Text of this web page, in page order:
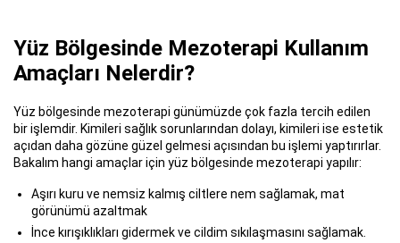
Yüz Bölgesinde Mezoterapi Kullanım
Amaçları Nelerdir?
Yüz bölgesinde mezoterapi günümüzde çok fazla tercih edilen
bir işlemdir. Kimileri sağlık sorunlarından dolayı, kimileri ise estetik
açıdan daha gözüne güzel gelmesi açısından bu işlemi yaptırırlar.
Bakalım hangi amaçlar için yüz bölgesinde mezoterapi yapılır:
Aşırı kuru ve nemsiz kalmış ciltlere nem sağlamak, mat
görünümü azaltmak
İnce kırışıklıkları gidermek ve cildim sıkılaşmasını sağlamak.